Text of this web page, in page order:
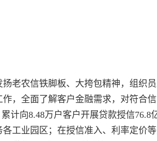
老农信铁脚板、大挎包精神，组织
，全面了解客户金融需求，对符合
计向8.48万户客户开展贷款授信
工业园区；在授信准入、利率定价